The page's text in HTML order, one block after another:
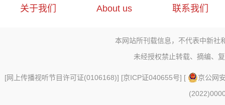
关于我们 About us 联系我们
本网站所刊载信息，不代表中新社
未经授权禁止转载、摘编、
[网上传播视听节目许可证(0106168)] [京ICP证040655号] [
京公网